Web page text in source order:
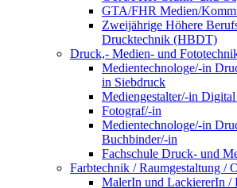
GTA/FHR Medien/
Zweijährige Höhere
Drucktechnik (HBDT)
Druck,- Medien- und
Medientechnologe/-in
in Siebdruck
Mediengestalter/-in
Fotograf/-in
Medientechnologe/-in
Buchbinder/-in
Fachschule Druck- und
Farbtechnik / Raumgestaltung /
MalerIn und LackiererIn /